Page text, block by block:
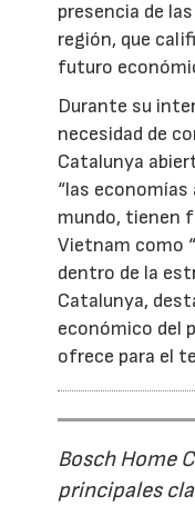
presencia de
región, que
futuro
Durante su
necesidad de
Catalunya
“las economías
mundo, tienen
Vietnam como
dentro de la
Catalunya,
económico del
ofrece para el
Bosch Home
principales